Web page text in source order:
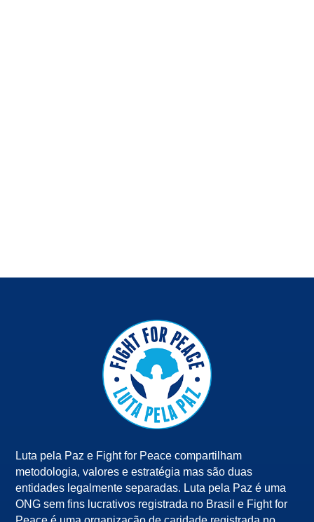
Luta pela Paz e Fight for Peace compartilham
metodologia, valores e estratégia mas são duas
entidades legalmente separadas. Luta pela Paz é uma
ONG sem fins lucrativos registrada no Brasil e Fight for